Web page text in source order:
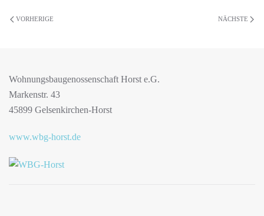
VORHERIGE NÄCHSTE
Wohnungsbaugenossenschaft Horst e.G.
Markenstr. 43
45899 Gelsenkirchen-Horst
www.wbg-horst.de